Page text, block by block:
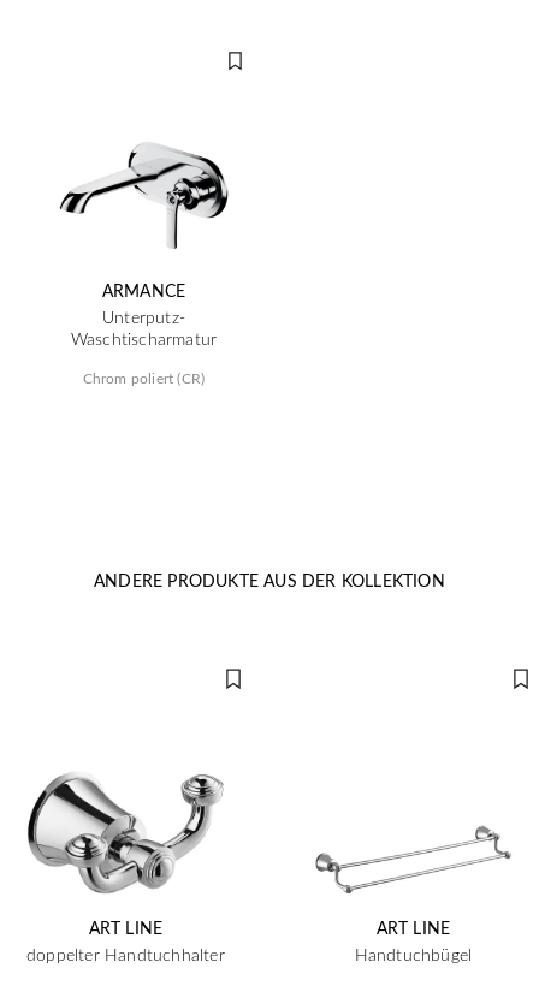
ARMANCE
Unterputz-
Waschtischarmatur
Chrom poliert (CR)
ANDERE PRODUKTE AUS DER KOLLEKTION
ART LINE
doppelter Handtuchhalter
ART LINE
Handtuchbügel